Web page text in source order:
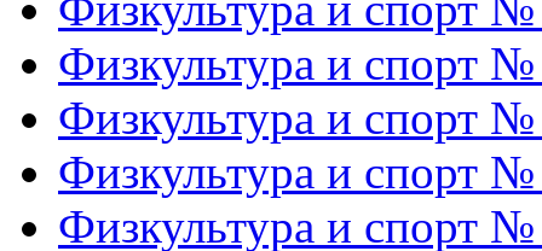
Физкультура и спорт
Физкультура и спорт
Физкультура и спорт
Физкультура и спорт